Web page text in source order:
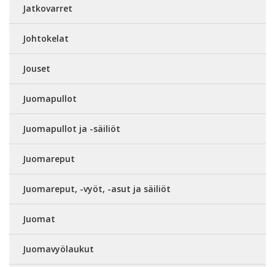
Jatkovarret
Johtokelat
Jouset
Juomapullot
Juomapullot ja -säiliöt
Juomareput
Juomareput, -vyöt, -asut ja säiliöt
Juomat
Juomavyölaukut